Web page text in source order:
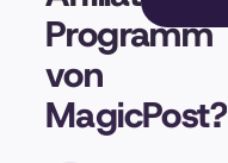
Programm
von
MagicPost?